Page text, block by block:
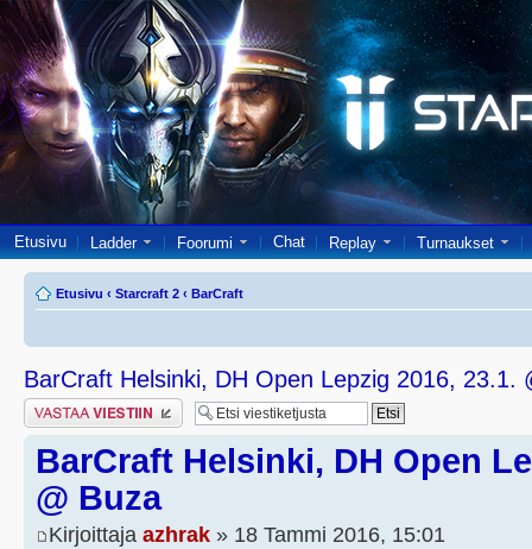
Etusivu Ladder Foorumi Chat Replay Turnaukset
Etusivu ‹ Starcraft 2 ‹ BarCraft
BarCraft Helsinki, DH Open Lepzig 2016, 23.1.
Lähetä vastaus
BarCraft Helsinki, DH Open
@ Buza
Kirjoittaja azhrak » 18 Tammi 2016, 15:01